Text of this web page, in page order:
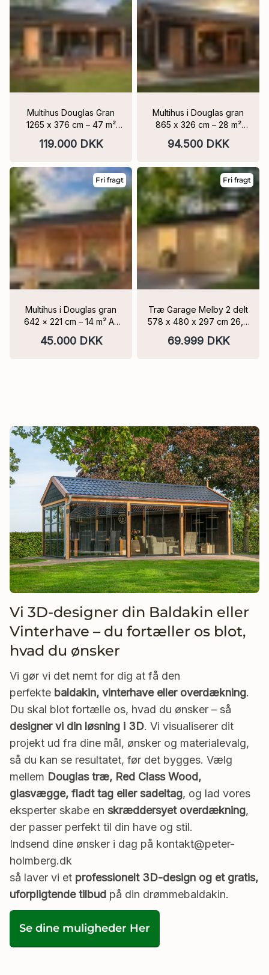
Multihus Douglas Gran
1265 x 376 cm – 47 m²
Klinkbeklædning
119.000 DKK
Multihus i Douglas gran
865 x 326 cm – 28 m²
fag
94.500 DKK
Fri fragt
Multihus i Douglas gran
642 × 221 cm – 14 m² A-
45.000 DKK
Fri fragt
Træ Garage Melby 2 delt
578 x 480 x 297 cm 26,8
69.999 DKK
Vi 3D-designer din Baldakin eller
Vinterhave – du fortæller os blot,
hvad du ønsker
Vi gør vi det nemt for dig at få den
perfekte baldakin, vinterhave eller overdækning.
Du skal blot fortælle os, hvad du ønsker – så
designer vi din løsning i 3D. Vi visualiserer dit
projekt ud fra dine mål, ønsker og materialevalg,
så du kan se resultatet, før det bygges. Vælg
mellem Douglas træ, Red Class Wood,
glasvægge, fladt tag eller sadeltag, og lad vores
eksperter skabe en skræddersyet overdækning,
der passer perfekt til din have og stil.
Indsend dine ønsker i dag på kontakt@peter-
holmberg.dk
så laver vi et professionelt 3D-design og et gratis,
uforpligtende tilbud på din drømmebaldakin.
Se dine muligheder Her